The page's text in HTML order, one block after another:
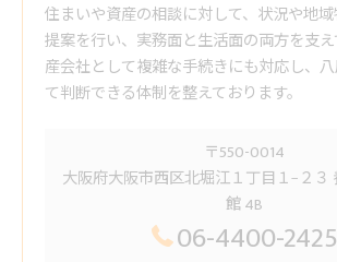
住まいや資産の相談に対して、状況や地
提案を行い、実務面と生活面の両方を支
産会社として複雑な手続きにも対応し、
て判断できる体制を整えております。
〒550-0014
大阪府大阪市西区北堀江１丁目１−２３
館 4B
06-4400-2425